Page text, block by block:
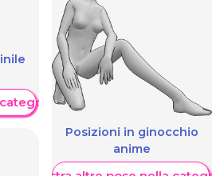
Posizioni in ginocchio
anime